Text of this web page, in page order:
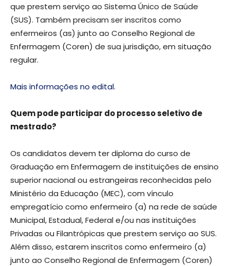
que prestem serviço ao Sistema Único de Saúde
(SUS). Também precisam ser inscritos como
enfermeiros (as) junto ao Conselho Regional de
Enfermagem (Coren) de sua jurisdição, em situação
regular.
Mais informações no edital.
Quem pode participar do processo seletivo de
mestrado?
Os candidatos devem ter diploma do curso de
Graduação em Enfermagem de instituições de ensino
superior nacional ou estrangeiras reconhecidas pelo
Ministério da Educação (MEC), com vínculo
empregatício como enfermeiro (a) na rede de saúde
Municipal, Estadual, Federal e/ou nas instituições
Privadas ou Filantrópicas que prestem serviço ao SUS.
Além disso, estarem inscritos como enfermeiro (a)
junto ao Conselho Regional de Enfermagem (Coren)